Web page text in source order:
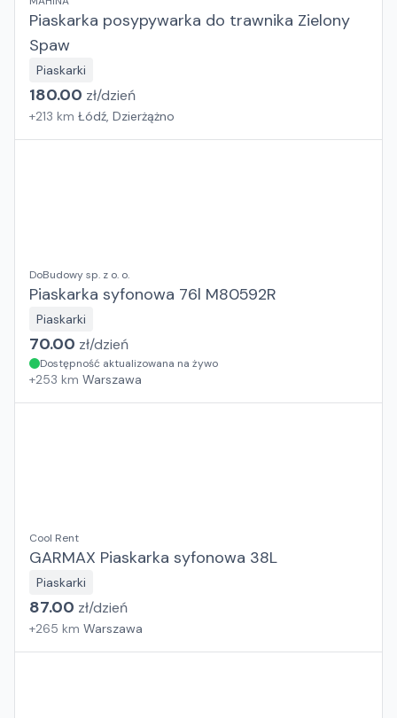
Piaskarka posypywarka do trawnika Zielony
Spaw
Piaskarki
180.00 zł/dzień
+213 km Łódź, Dzierżążno
DoBudowy sp. z o. o.
Piaskarka syfonowa 76l M80592R
Piaskarki
70.00 zł/dzień
Dostępność aktualizowana na żywo
+253 km Warszawa
Cool Rent
GARMAX Piaskarka syfonowa 38L
Piaskarki
87.00 zł/dzień
+265 km Warszawa